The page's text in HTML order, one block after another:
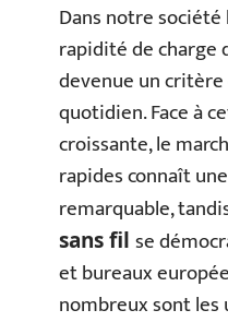
Dans notre
rapidité de charge
devenue un
quotidien. Face à
croissante, le
rapides connaît
remarquable,
sans fil se
et bureaux
nombreux sont